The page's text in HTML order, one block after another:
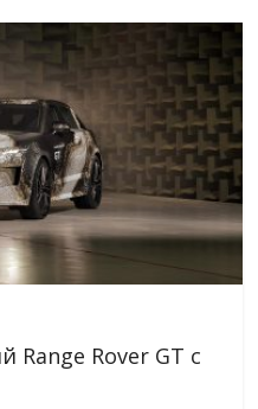
Range Rover GT с